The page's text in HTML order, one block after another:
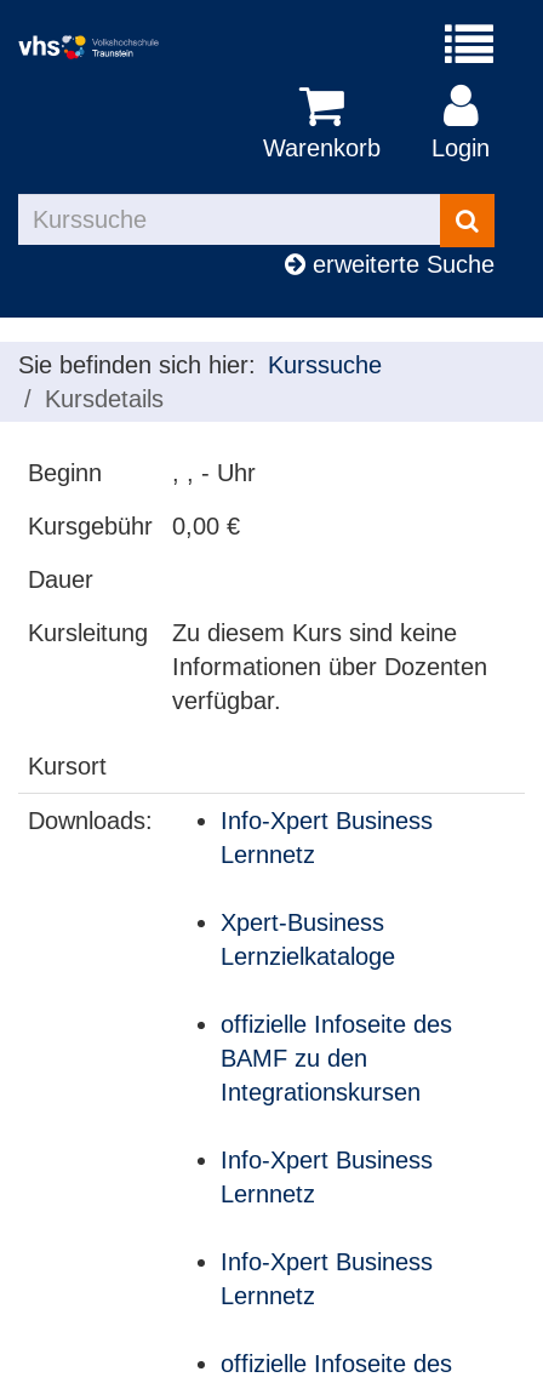
Menü
Warenkorb Login
Kurse
suchen
erweiterte Suche
Sie befinden sich hier: Kurssuche
Kursdetails
Beginn
, , - Uhr
Kursgebühr
0,00 €
Dauer
Kursleitung
Zu diesem Kurs sind keine
Informationen über Dozenten
verfügbar.
Kursort
Downloads:
Info-Xpert Business
Lernnetz
Xpert-Business
Lernzielkataloge
offizielle Infoseite des
BAMF zu den
Integrationskursen
Info-Xpert Business
Lernnetz
Info-Xpert Business
Lernnetz
offizielle Infoseite des